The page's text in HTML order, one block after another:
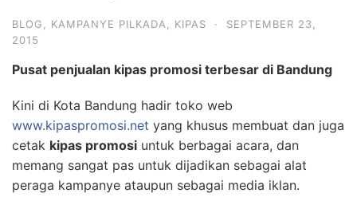
BLOG KAMPANYE PILKADA KIPAS ·
SEPTEMBER 23,
2015
Pusat penjualan kipas promosi terbesar di Bandung
Kini di Kota Bandung hadir toko web
www.kipaspromosi.net yang khusus membuat dan juga
cetak kipas promosi untuk berbagai acara, dan
memang sangat pas untuk dijadikan sebagai alat
peraga kampanye ataupun sebagai media iklan.